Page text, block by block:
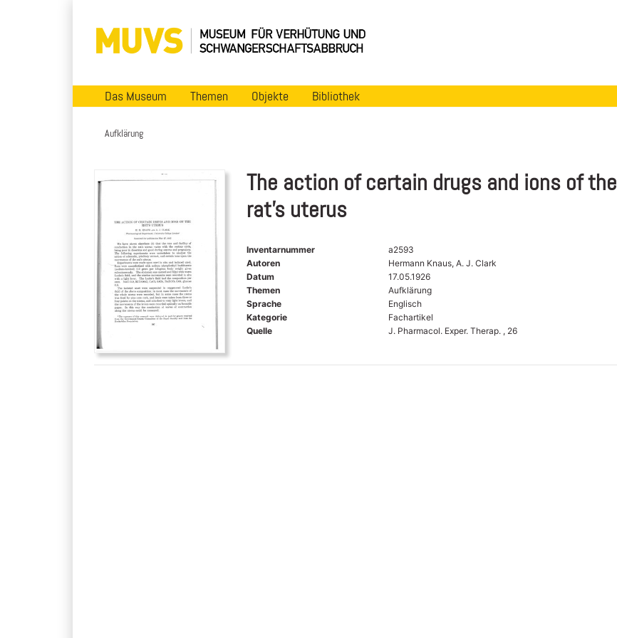
Das Museum Themen Objekte Bibliothek
Aufklärung
The action of certain drugs and ions of the
rat's uterus
Inventarnummer
a2593
Autoren
Hermann Knaus, A. J. Clark
Datum
17.05.1926
Themen
Aufklärung
Sprache
Englisch
Kategorie
Fachartikel
Quelle
J. Pharmacol. Exper. Therap. , 26